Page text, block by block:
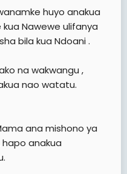
huyo anakua
Nawewe ulifanya
bila kua Ndoani .
na wakwangu ,
nao watatu.
ana mishono ya
hapo anakua